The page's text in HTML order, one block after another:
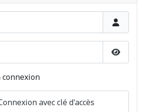
avec clé d'accès